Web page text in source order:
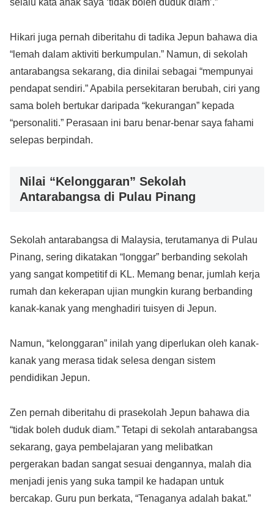
selalu kata anak saya ‘tidak boleh duduk diam’.”
Hikari juga pernah diberitahu di tadika Jepun bahawa dia
“lemah dalam aktiviti berkumpulan.” Namun, di sekolah
antarabangsa sekarang, dia dinilai sebagai “mempunyai
pendapat sendiri.” Apabila persekitaran berubah, ciri yang
sama boleh bertukar daripada “kekurangan” kepada
“personaliti.” Perasaan ini baru benar-benar saya fahami
selepas berpindah.
Nilai “Kelonggaran” Sekolah
Antarabangsa di Pulau Pinang
Sekolah antarabangsa di Malaysia, terutamanya di Pulau
Pinang, sering dikatakan “longgar” berbanding sekolah
yang sangat kompetitif di KL. Memang benar, jumlah kerja
rumah dan kekerapan ujian mungkin kurang berbanding
kanak-kanak yang menghadiri tuisyen di Jepun.
Namun, “kelonggaran” inilah yang diperlukan oleh kanak-
kanak yang merasa tidak selesa dengan sistem
pendidikan Jepun.
Zen pernah diberitahu di prasekolah Jepun bahawa dia
“tidak boleh duduk diam.” Tetapi di sekolah antarabangsa
sekarang, gaya pembelajaran yang melibatkan
pergerakan badan sangat sesuai dengannya, malah dia
menjadi jenis yang suka tampil ke hadapan untuk
bercakap. Guru pun berkata, “Tenaganya adalah bakat.”